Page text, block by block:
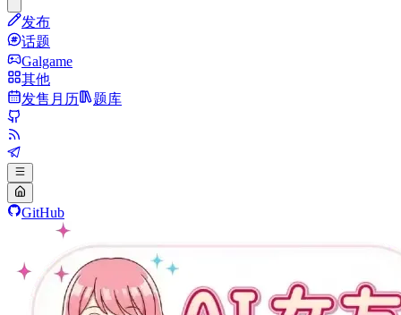
发布
话题
Galgame
其他
发售月历
题库
GitHub